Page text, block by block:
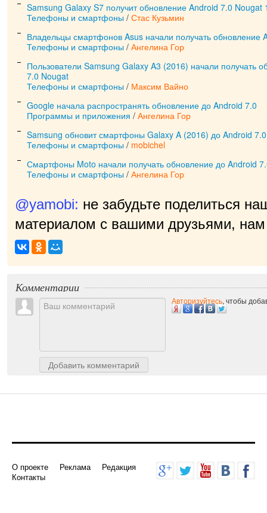
Samsung Galaxy S7 получит обновление Android 7.0 Nougat
Телефоны и смартфоны / Стас Кузьмин
Владельцы смартфонов Asus начали получать обновление
Телефоны и смартфоны / Ангелина Гор
Пользователи Samsung Galaxy A3 (2016) начали получать
7.0 Nougat
Телефоны и смартфоны / Максим Вайно
Google начала распространять обновление до Android 7.0
Программы и приложения / Ангелина Гор
Samsung обновит смартфоны Galaxy A (2016) до Android
Телефоны и смартфоны / mobichel
Смартфоны Moto начали получать обновление до Android
Телефоны и смартфоны / Ангелина Гор
@yamobi: не забудьте поделиться
материалом с вашими друзьями, нам
п|
Комментарии